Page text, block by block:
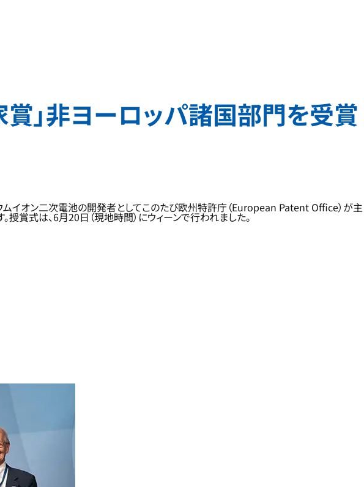
」非ヨーロッパ諸国部門を受賞
ムイオン二次電池の開発者としてこのたび欧州特許庁（European Patent Office）が主
賞式は、6月20日（現地時間）にウィーンで行われました。